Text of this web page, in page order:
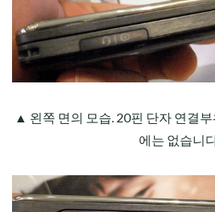
▲ 왼쪽 면의 모습. 20핀 단자 연결
에는 없습니